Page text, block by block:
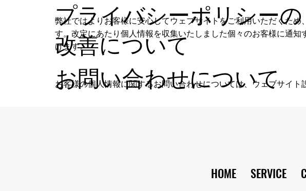
プライバシーポリシーの
改善について
弊社ではよりお客様に安心してウェブサイトをご利用いただくた
す。改定にあたり個人情報を収集いたしました個々のお客様に通
げます。
お問い合わせについて
お客様の個人情報に関するお問い合わせについては、ウェブサイト
HOME SERVICE